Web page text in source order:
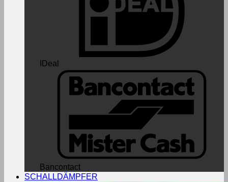
IDeal
Bancontact
SCHALLDÄMPFER